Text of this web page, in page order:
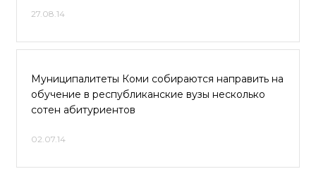
27.08.14
Муниципалитеты Коми собираются направить на
обучение в республиканские вузы несколько
сотен абитуриентов
02.07.14